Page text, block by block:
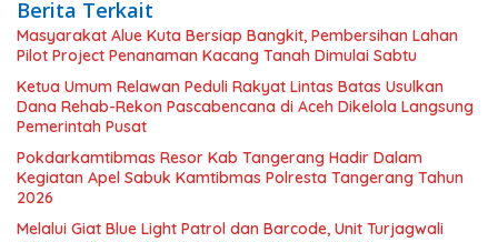
Berita Terkait
Masyarakat Alue Kuta Bersiap Bangkit, Pembersihan Lahan
Pilot Project Penanaman Kacang Tanah Dimulai Sabtu
Ketua Umum Relawan Peduli Rakyat Lintas Batas Usulkan
Dana Rehab-Rekon Pascabencana di Aceh Dikelola Langsung
Pemerintah Pusat
Pokdarkamtibmas Resor Kab Tangerang Hadir Dalam
Kegiatan Apel Sabuk Kamtibmas Polresta Tangerang Tahun
2026
Melalui Giat Blue Light Patrol dan Barcode, Unit Turjagwali